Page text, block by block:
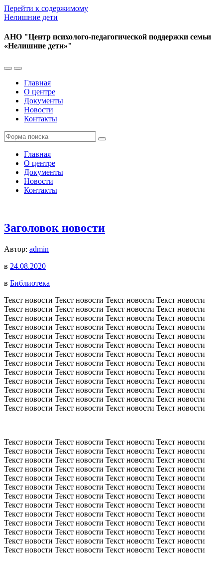
Перейти к содержимому
Нелишние дети
АНО "Центр психолого-педагогической поддержки семьи
«Нелишние дети»"
Переключить
мобильное
меню
Переключить
поле
поиска
Главная
О центре
Документы
Новости
Контакты
Поиск
Главная
О центре
Документы
Новости
Контакты
Заголовок новости
Автор: admin
в 24.08.2020
в Библиотека
Текст новости Текст новости Текст новости Текст новости
Текст новости Текст новости Текст новости Текст новости
Текст новости Текст новости Текст новости Текст новости
Текст новости Текст новости Текст новости Текст новости
Текст новости Текст новости Текст новости Текст новости
Текст новости Текст новости Текст новости Текст новости
Текст новости Текст новости Текст новости Текст новости
Текст новости Текст новости Текст новости Текст новости
Текст новости Текст новости Текст новости Текст новости
Текст новости Текст новости Текст новости Текст новости
Текст новости Текст новости Текст новости Текст новости
Текст новости Текст новости Текст новости Текст новости
Текст новости Текст новости Текст новости Текст новости
Текст новости Текст новости Текст новости Текст новости
Текст новости Текст новости Текст новости Текст новости
Текст новости Текст новости Текст новости Текст новости
Текст новости Текст новости Текст новости Текст новости
Текст новости Текст новости Текст новости Текст новости
Текст новости Текст новости Текст новости Текст новости
Текст новости Текст новости Текст новости Текст новости
Текст новости Текст новости Текст новости Текст новости
Текст новости Текст новости Текст новости Текст новости
Текст новости Текст новости Текст новости Текст новости
Текст новости Текст новости Текст новости Текст новости
Текст новости Текст новости Текст новости Текст новости
Текст новости Текст новости Текст новости Текст новости